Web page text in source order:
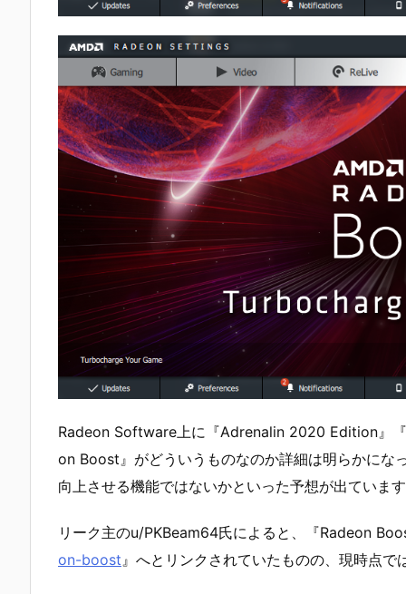
Radeon Software上に『Adrenalin 2020 Edition』
on Boost』がどういうものなのか詳細は明らかにな
向上させる機能ではないかといった予想が出ていま
リーク主のu/PKBeam64氏によると、『Radeon
on-boost 』へとリンクされていたものの、現時点